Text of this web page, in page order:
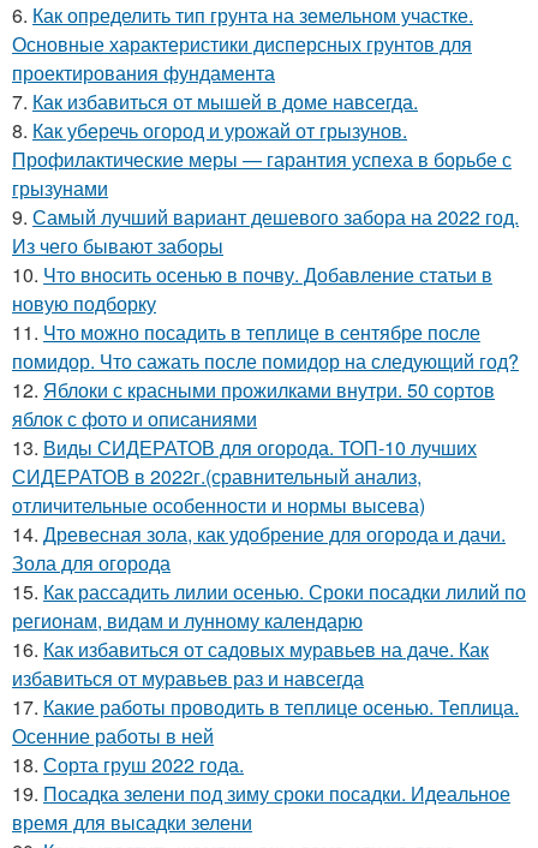
6. Как определить тип грунта на земельном участке.
Основные характеристики дисперсных грунтов для
проектирования фундамента
7. Как избавиться от мышей в доме навсегда.
8. Как уберечь огород и урожай от грызунов.
Профилактические меры — гарантия успеха в борьбе с
грызунами
9. Самый лучший вариант дешевого забора на 2022 год.
Из чего бывают заборы
10. Что вносить осенью в почву. Добавление статьи в
новую подборку
11. Что можно посадить в теплице в сентябре после
помидор. Что сажать после помидор на следующий год?
12. Яблоки с красными прожилками внутри. 50 сортов
яблок с фото и описаниями
13. Виды СИДЕРАТОВ для огорода. ТОП-10 лучших
СИДЕРАТОВ в 2022г.(сравнительный анализ,
отличительные особенности и нормы высева)
14. Древесная зола, как удобрение для огорода и дачи.
Зола для огорода
15. Как рассадить лилии осенью. Сроки посадки лилий по
регионам, видам и лунному календарю
16. Как избавиться от садовых муравьев на даче. Как
избавиться от муравьев раз и навсегда
17. Какие работы проводить в теплице осенью. Теплица.
Осенние работы в ней
18. Сорта груш 2022 года.
19. Посадка зелени под зиму сроки посадки. Идеальное
время для высадки зелени